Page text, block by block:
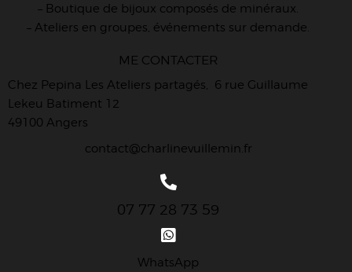
– Boutique de bijoux composés de minéraux.
– Ateliers en groupes, événements sur demande.
ME CONTACTER
Chez Pepina Les Ateliers partagés, 6 rue Guillaume
Lekeu Batiment 12
49100 Angers
contact@charlinevuillemin.fr
07 77 28 73 59
WhatsApp